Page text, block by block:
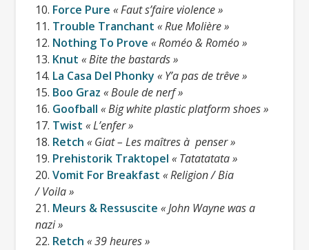
10. Force Pure « Faut s’faire violence »
11. Trouble Tranchant « Rue Molière »
12. Nothing To Prove « Roméo & Roméo »
13. Knut « Bite the bastards »
14. La Casa Del Phonky « Y’a pas de trêve »
15. Boo Graz « Boule de nerf »
16. Goofball « Big white plastic platform shoes »
17. Twist « L’enfer »
18. Retch « Giat – Les maîtres à penser »
19. Prehistorik Traktopel « Tatatatata »
20. Vomit For Breakfast « Religion / Bia
/ Voila »
21. Meurs & Ressuscite « John Wayne was a
nazi »
22. Retch « 39 heures »